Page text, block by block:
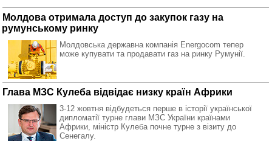
Молдова отримала доступ до закупок газу на
румунському ринку
Молдовська державна компанія Energocom тепер
може купувати та продавати газ на ринку Румунії.
Глава МЗС Кулеба відвідає низку країн Африки
3-12 жовтня відбудеться перше в історії української
дипломатії турне глави МЗС України країнами
Африки, міністр Кулеба почне турне з візиту до
Сенегалу.